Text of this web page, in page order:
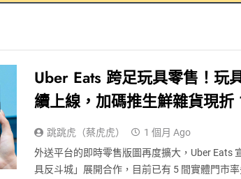
Uber Eats 跨足玩具零售！玩
續上線，加碼推生鮮雜貨現
跳跳虎（蔡虎虎）
1 個月 Ago
外送平台的即時零售版圖再度擴大，Uber Eats
具反斗城」展開合作，目前已有 5 間實體門市